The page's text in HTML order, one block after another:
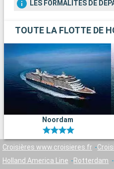
LES FORMALITÉS DE
TOUTE LA FLOTTE DE
Noordam
Croisières www.croisieres.fr
Holland America Line
Rotterdam